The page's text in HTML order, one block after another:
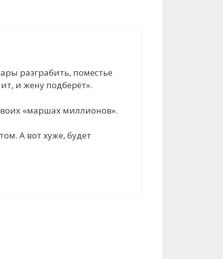
разграбить, поместье
и жену подберёт».
«маршах миллионов».
А вот хуже, будет